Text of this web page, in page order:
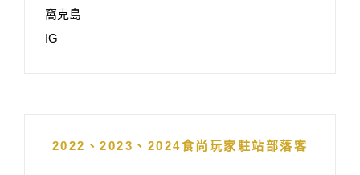
窩克島
IG
2022、2023、2024食尚玩家駐站部落客